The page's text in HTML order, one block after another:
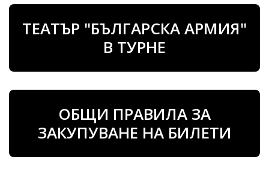
ТЕАТЪР "БЪЛГАРСКА АРМИЯ"
В ТУРНЕ
ОБЩИ ПРАВИЛА ЗА
ЗАКУПУВАНЕ НА БИЛЕТИ